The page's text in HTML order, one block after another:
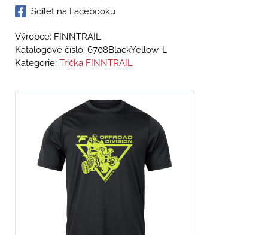
Sdílet na Facebooku
Výrobce: FINNTRAIL
Katalogové číslo: 6708BlackYellow-L
Kategorie: Trička FINNTRAIL